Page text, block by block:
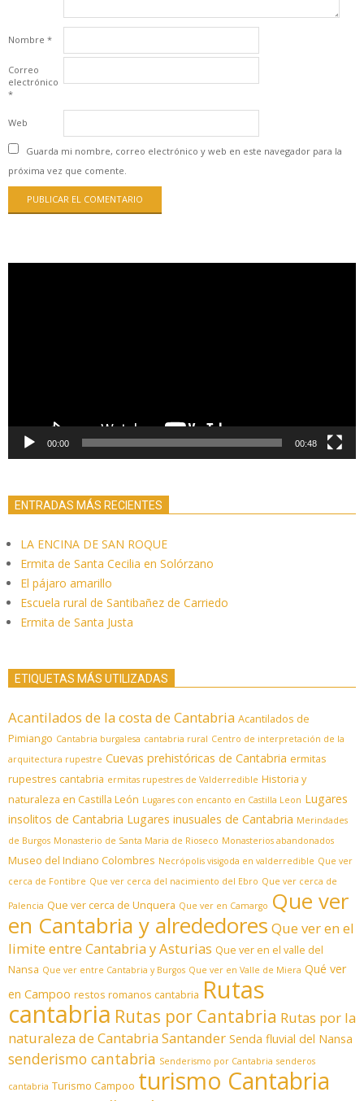
Nombre *
Correo
electrónico
*
Web
Guarda mi nombre, correo electrónico y web en este navegador para la
próxima vez que comente.
00:00 00:48
ENTRADAS MÁS RECIENTES
LA ENCINA DE SAN ROQUE
Ermita de Santa Cecilia en Solórzano
El pájaro amarillo
Escuela rural de Santibañez de Carriedo
Ermita de Santa Justa
ETIQUETAS MÁS UTILIZADAS
Acantilados de la costa de Cantabria Acantilados de
Pimiango Cantabria burgalesa cantabria rural Centro de interpretación de la
arquitectura rupestre Cuevas prehistóricas de Cantabria ermitas
rupestres cantabria ermitas rupestres de Valderredible Historia y
naturaleza en Castilla León Lugares con encanto en Castilla Leon Lugares
insolitos de Cantabria Lugares inusuales de Cantabria Merindades
de Burgos Monasterio de Santa Maria de Rioseco Monasterios abandonados
Museo del Indiano Colombres Necrópolis visigoda en valderredible Que ver
cerca de Fontibre Que ver cerca del nacimiento del Ebro Que ver cerca de
Palencia Que ver cerca de Unquera Que ver en Camargo Que ver
en Cantabria y alrededores Que ver en el
limite entre Cantabria y Asturias Que ver en el valle del
Nansa Que ver entre Cantabria y Burgos Que ver en Valle de Miera Qué ver
en Campoo restos romanos cantabria Rutas
cantabria Rutas por Cantabria Rutas por la
naturaleza de CantabriaSantander Senda fluvial del Nansa
senderismo cantabria Senderismo por Cantabria senderos
cantabria Turismo Campoo turismo Cantabria